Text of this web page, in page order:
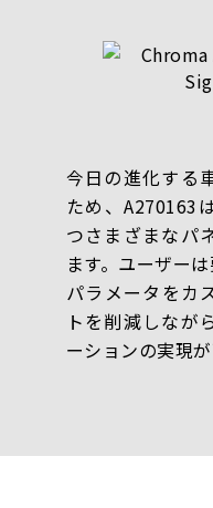
今日の進化する
ため、A270163
つさまざまなパ
ます。ユーザー
パラメータをカ
トを削減しなが
ーションの実現が